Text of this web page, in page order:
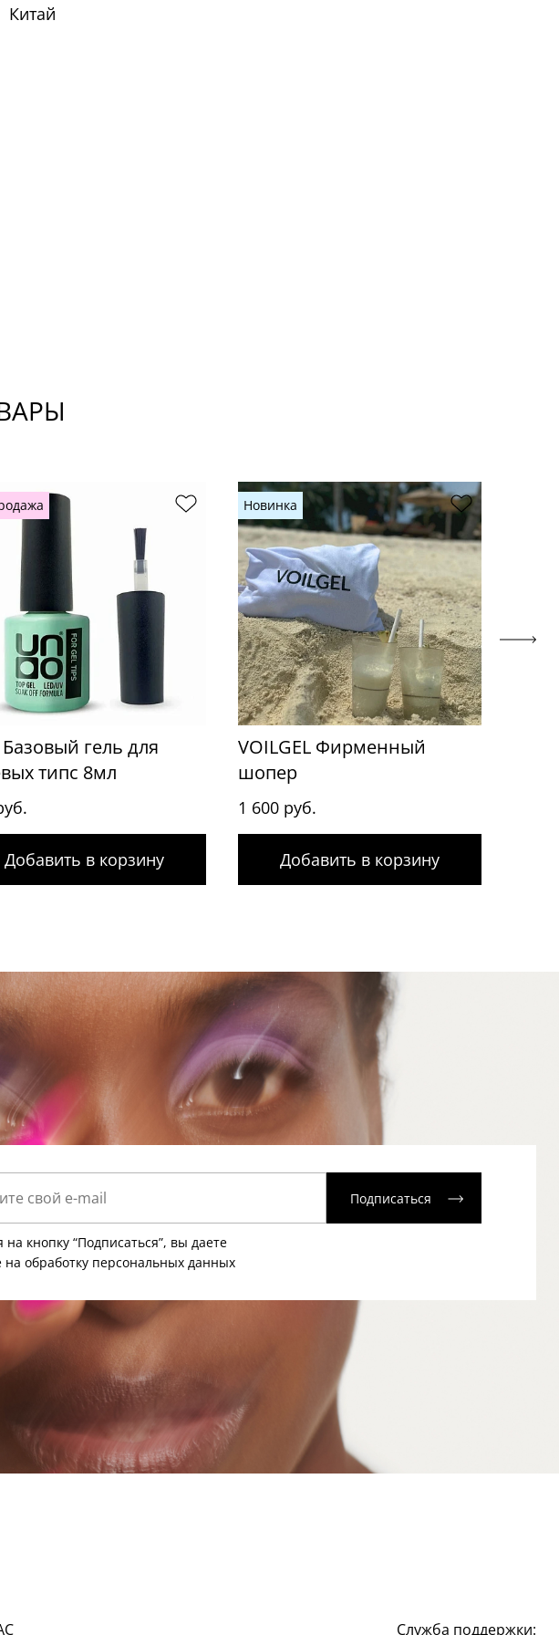
Китай
гель для
типс 8мл
Добавить в корзину
Новинка
VOILGEL Фирменный
шопер
1 600 руб.
Добавить в корзину
Подписаться
кнопку “Подписаться”, вы даете
на обработку персональных данных
Служба поддержки: